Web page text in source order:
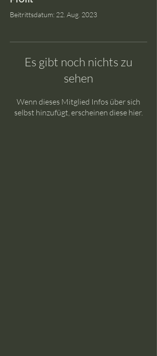
Beitrittsdatum: 22. Aug. 2023
Es gibt noch nichts zu
sehen
Wenn dieses Mitglied Infos über sich
selbst hinzufügt, erscheinen diese hier.